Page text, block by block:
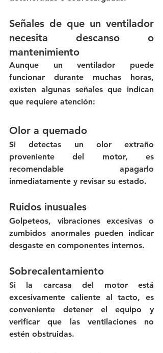
Señales de que un ventilador
necesita descanso o
mantenimiento
Aunque un ventilador puede
funcionar durante muchas horas,
existen algunas señales que indican
que requiere atención:
Olor a quemado
Si detectas un olor extraño
proveniente del motor, es
recomendable apagarlo
inmediatamente y revisar su estado.
Ruidos inusuales
Golpeteos, vibraciones excesivas o
zumbidos anormales pueden indicar
desgaste en componentes internos.
Sobrecalentamiento
Si la carcasa del motor está
excesivamente caliente al tacto, es
conveniente detener el equipo y
verificar que las ventilaciones no
estén obstruidas.